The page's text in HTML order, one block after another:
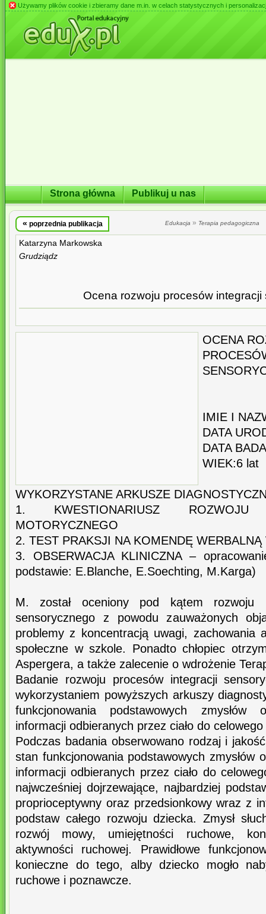
Używamy plików cookie i zbieramy dane m.in. w celach statystycznych i
Strona główna Publikuj u nas
« poprzednia publikacja Edukacja » Terapia pedagogiczna
Katarzyna Markowska
Grudziądz
Ocena rozwoju procesów
OCENA
IMIE I
DATA
DATA
WIEK:6 lat
WYKORZYSTANE ARKUSZE
1. KWESTIONARIUSZ
MOTORYCZNEGO
2. TEST PRAKSJI NA KOMENDĘ WERBALNĄ
3. OBSERWACJA KLINICZNA –
podstawie: E.Blanche, E.Soechting, M.Karga)
M. został oceniony pod kątem rozwoju
sensorycznego z powodu zauważonych
problemy z koncentracją uwagi, zachowania
społeczne w szkole. Ponadto chłopiec
Aspergera, a także zalecenie o wdrożenie
Badanie rozwoju procesów integracji
wykorzystaniem powyższych arkuszy
funkcjonowania podstawowych zmysłów
informacji odbieranych przez ciało do
Podczas badania obserwowano rodzaj i
stan funkcjonowania podstawowych zmysłów
informacji odbieranych przez ciało do
najwcześniej dojrzewające, najbardziej
proprioceptywny oraz przedsionkowy wraz z
podstaw całego rozwoju dziecka. Zmysł
rozwój mowy, umiejętności ruchowe,
aktywności ruchowej. Prawidłowe
konieczne do tego, alby dziecko mogło
ruchowe i poznawcze.